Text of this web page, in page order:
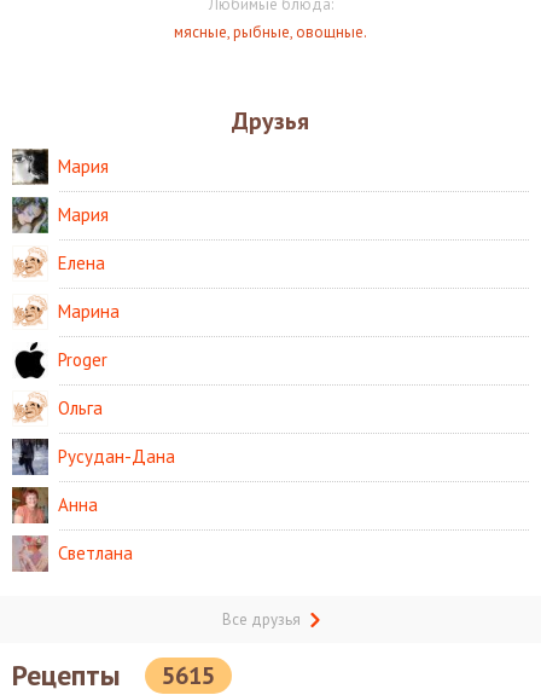
Любимые блюда:
мясные, рыбные, овощные.
Друзья
Мария
Мария
Елена
Марина
Proger
Ольга
Русудан-Дана
Анна
Светлана
Все друзья
Рецепты 5615